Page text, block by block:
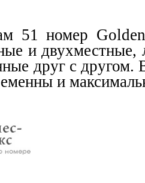
51 номер
и
друг с
и